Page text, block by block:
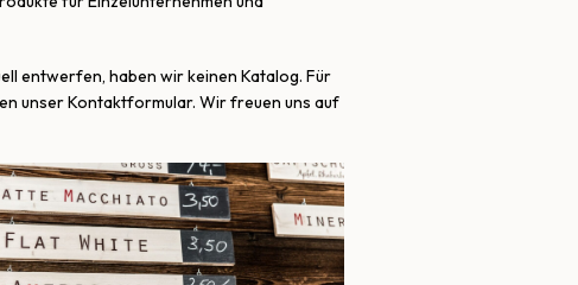
entwerfen, haben wir keinen Katalog. Für
unser Kontaktformular. Wir freuen uns auf